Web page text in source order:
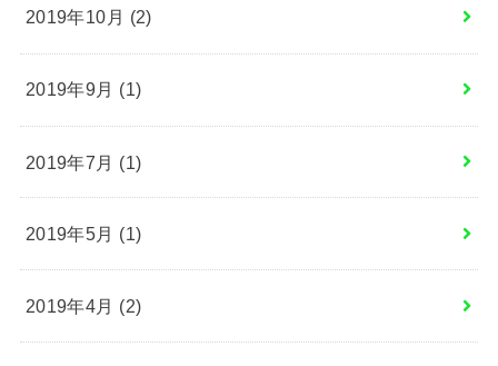
2019年10月 (2)
2019年9月 (1)
2019年7月 (1)
2019年5月 (1)
2019年4月 (2)